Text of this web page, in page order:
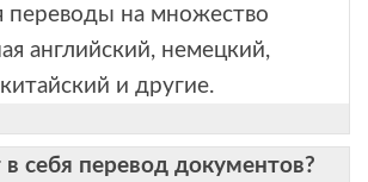
переводы на множество
английский, немецкий,
и другие.
себя перевод документов?